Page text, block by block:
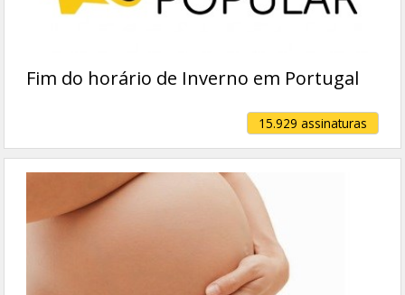
Fim do horário de Inverno em Portugal
15.929 assinaturas